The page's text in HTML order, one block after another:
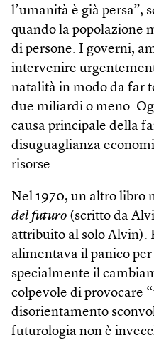
l’umanità è già persa”,
quando la popolazione
di persone. I governi,
intervenire
natalità in modo da far
due miliardi o meno.
causa principale della
disuguaglianza
risorse.
Nel 1970, un altro libro
del futuro (scritto da
attribuito al solo Alvin).
alimentava il panico
specialmente il
colpevole di provocare
disorientamento
futurologia non è